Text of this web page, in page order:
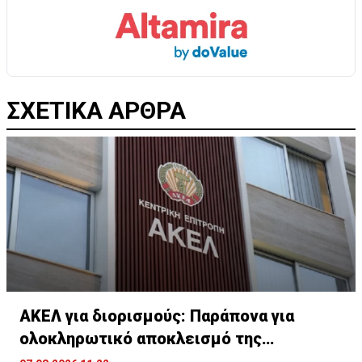
ΣΧΕΤΙΚΑ ΑΡΘΡΑ
ΑΚΕΛ για διορισμούς: Παράπονα για
ολοκληρωτικό αποκλεισμό της